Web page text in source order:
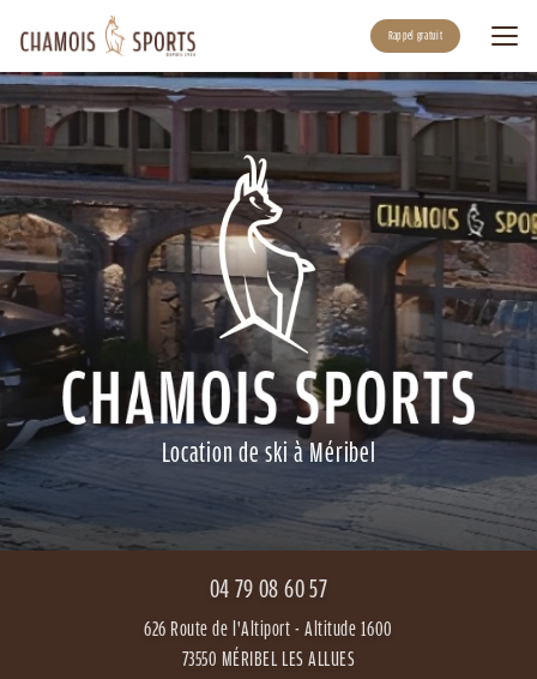
au
contenu
principal
Rappel gratuit
Location de ski à Méribel
04 79 08 60 57
626 Route de l'Altiport - Altitude 1600
73550 MÉRIBEL LES ALLUES